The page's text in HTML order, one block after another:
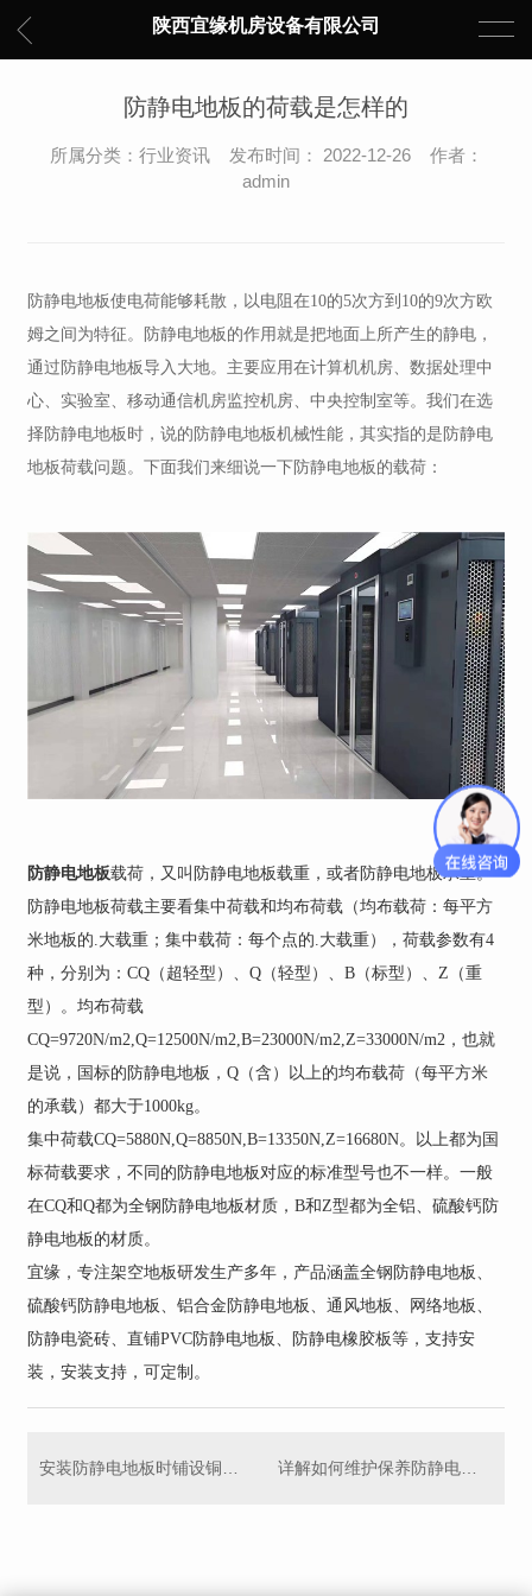
陕西宜缘机房设备有限公司
防静电地板的荷载是怎样的
所属分类：行业资讯 发布时间： 2022-12-26 作者：
admin
防静电地板使电荷能够耗散，以电阻在10的5次方到10的9次方欧
姆之间为特征。防静电地板的作用就是把地面上所产生的静电，
通过防静电地板导入大地。主要应用在计算机机房、数据处理中
心、实验室、移动通信机房监控机房、中央控制室等。我们在选
择防静电地板时，说的防静电地板机械性能，其实指的是防静电
地板荷载问题。下面我们来细说一下防静电地板的载荷：
防静电地板载荷，又叫防静电地板载重，或者防静电地板承重。
防静电地板荷载主要看集中荷载和均布荷载（均布载荷：每平方
米地板的.大载重；集中载荷：每个点的.大载重），荷载参数有4
种，分别为：CQ（超轻型）、Q（轻型）、B（标型）、Z（重
型）。均布荷载
CQ=9720N/m2,Q=12500N/m2,B=23000N/m2,Z=33000N/m2，也就
是说，国标的防静电地板，Q（含）以上的均布载荷（每平方米
的承载）都大于1000kg。
集中荷载CQ=5880N,Q=8850N,B=13350N,Z=16680N。以上都为国
标荷载要求，不同的防静电地板对应的标准型号也不一样。一般
在CQ和Q都为全钢防静电地板材质，B和Z型都为全铝、硫酸钙防
静电地板的材质。
宜缘，专注架空地板研发生产多年，产品涵盖全钢防静电地板、
硫酸钙防静电地板、铝合金防静电地板、通风地板、网络地板、
防静电瓷砖、直铺PVC防静电地板、防静电橡胶板等，支持安
装，安装支持，可定制。
安装防静电地板时铺设铜箔有啥用，铺设铜箔需要注意哪些问题 详解如何维护保养防静电地板